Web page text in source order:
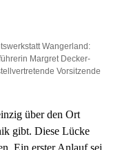
Wangerland:
Margret Decker-
Vorsitzende
über den Ort
gibt. Diese Lücke
Ein erster Anlauf sei